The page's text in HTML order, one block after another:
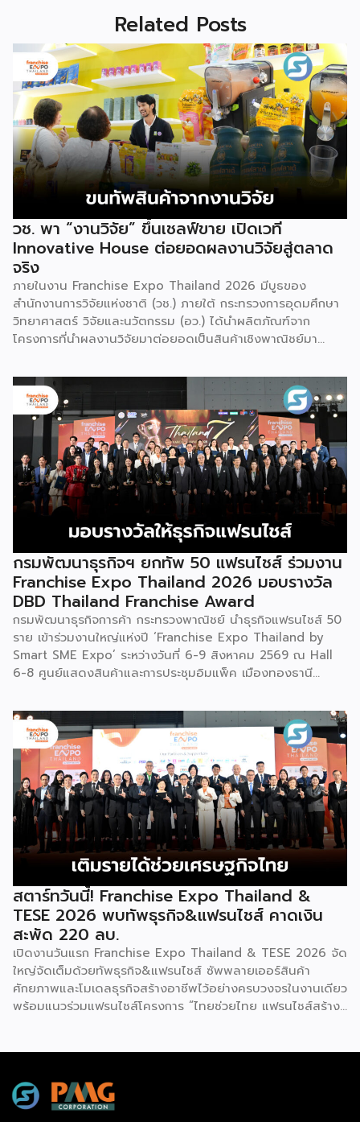
Related Posts
วช. พา “งานวิจัย” ขึ้นเชลฟ์ขาย เปิดเวที
Innovative House ต่อยอดผลงานวิจัยสู่ตลาด
จริง
ภายในงาน Franchise Expo Thailand 2026 มีบูธของ
สำนักงานการวิจัยแห่งชาติ (วช.) ภายใต้ กระทรวงการอุดมศึกษา
วิทยาศาสตร์ วิจัยและนวัตกรรม (อว.) ได้นำผลิตภัณฑ์จาก
โครงการที่นำผลงานวิจัยมาต่อยอดเป็นสินค้าเชิงพาณิชย์มา
มีภารกิจหลัก คือการให้ทุนวิจัย ดูแลเรื่องการวิจัยในภาพรวม รวม
ถึงการให้รางวัล และสนับสนุนนักวิจัย ตั้งแต่ระดับเยาวชนไปจนถึง
นักวิจัยอาวุโส แน่นอนว่านี่เป็นหน่วยงานผู้อยู่เบื้องหลังงานวิจัย
ไทยตั้งแต่ต้นน้ำยันปลายน้ำ กิจกรรมที่นำมาจัดแสดงในบูธ
ครั้งนี้เป็นส่วนหนึ่งของทุนที่ วช. สนับสนุนภายใต้ชุดโครงการ
Innovative House ซึ่งมีเป้าหมายชัดเจน คือการแนะแนวและ
สนับสนุนให้ผู้ประกอบการนำนวัตกรรมที่ต่อยอดมาจากงานวิจัย
ไปพัฒนาต่อจนสามารถขายได้จริงในเชิงพาณิชย์ ไม่ใช่แค่งาน
วิจัยที่อยู่ในห้องแล็บ โดยสินค้าที่นำมาโชว์ในบูธจึงเป็นผลิตภัณฑ์
ที่ “พร้อมขาย” แล้วจริงๆ บางแบรนด์ขายออนไลน์ บางแบรนด์
ขายเฉพาะหน้าร้าน นอกจากนี้ ยังมีการสาธิตนำผลิตภัณฑ์ไป
แปรรูปเป็นเมนูอาหาร-เครื่องดื่มให้ผู้ร่วมงานเห็นวิธีใช้งานจริง
โดยนำ ‘น้ำผึ้ง’ ที่ไม่ได้นำมาวางขายแบบเดิม ๆ แต่แปรรูปเป็น
เครื่องดื่มสเลอปี้ให้ผู้ร่วมงานได้ชิมสดๆ หน้าบูธ เพื่อดึงดูดและ
สร้างประสบการณ์ให้คนในงานได้ทดลองสัมผัสสินค้าจริง และหาก
ใครสนใจก็สามารถซื้อ หัวเชื้อ กลับไปทำเครื่องดื่มต่อเองที่บ้านได้
เช่นกัน […]
กรมพัฒนาธุรกิจฯ ยกทัพ 50 แฟรนไชส์ ร่วมงาน
Franchise Expo Thailand 2026 มอบรางวัล
DBD Thailand Franchise Award
กรมพัฒนาธุรกิจการค้า กระทรวงพาณิชย์ นำธุรกิจแฟรนไชส์ 50
ราย เข้าร่วมงานใหญ่แห่งปี ‘Franchise Expo Thailand by
Smart SME Expo’ ระหว่างวันที่ 6-9 สิงหาคม 2569 ณ Hall
6-8 ศูนย์แสดงสินค้าและการประชุมอิมแพ็ค เมืองทองธานี
2026 ให้แก่ผู้ประกอบธุรกิจแฟรนไชส์ที่อยู่ในการส่งเสริมสนับสนุน
ของกรมฯ นายพูนพงษ์ นัยนาภากรณ์ อธิบดีกรมพัฒนาธุรกิจ
การค้า กระทรวงพาณิชย์ เปิดเผยภายหลังเป็นประธานเปิดงาน
“งานแฟรนไชส์ เอ็กซ์โป ไทยแลนด์ บาย สมาร์ท เอสเอ็มอี เอ็กซ์
โป (Franchise Expo Thailand by Smart SME Expo)” ซึ่ง
เป็นงานแสดงธุรกิจแฟรนไชส์ชั้นนำที่จัดขึ้นโดย บริษัท พีเอ็มจี
คอร์ปอเรชัน จำกัด เพื่อยกระดับศักยภาพของผู้ประกอบการและ
เจ้าของธุรกิจที่ต้องการขยายกิจการผ่านระบบแฟรนไชส์ […]
สตาร์ทวันนี้! Franchise Expo Thailand &
TESE 2026 พบทัพธุรกิจ&แฟรนไชส์ คาดเงิน
สะพัด 220 ลบ.
เปิดงานวันแรก Franchise Expo Thailand & TESE 2026 จัด
ใหญ่จัดเต็มด้วยทัพธุรกิจ&แฟรนไชส์ ซัพพลายเออร์สินค้า
ศักยภาพและโมเดลธุรกิจสร้างอาชีพไว้อย่างครบวงจรในงานเดียว
พร้อมแนวร่วมแฟรนไชส์โครงการ “ไทยช่วยไทย แฟรนไชส์สร้าง
ความรู้โดยผู้ทรงคุณวุฒิคับคั่ง และกิจกรรมเจรจาจับคู่ธุรกิจทั้งใน
และต่างประเทศ งานจัดต่อเนื่องระหว่างวันที่ 6-9 สิงหาคมนี้ ที่